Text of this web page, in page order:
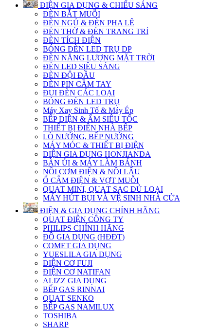
ĐIỆN GIA DỤNG & CHIẾU SÁNG
ĐÈN BẮT MUỖI
ĐÈN NGỦ & ĐÈN PHA LÊ
ĐÈN THỜ & ĐÈN TRANG TRÍ
ĐÈN TÍCH ĐIỆN
BÓNG ĐÈN LED TRỤ DP
ĐÈN NĂNG LƯỢNG MẶT TRỜI
ĐÈN LED SIÊU SÁNG
ĐÈN ĐỘI ĐẦU
ĐÈN PIN CẦM TAY
ĐUI ĐÈN CÁC LOẠI
BÓNG ĐÈN LED TRỤ
Máy Xay Sinh Tố & Máy Ép
BẾP ĐIỆN & ẤM SIÊU TỐC
THIẾT BỊ ĐIỆN NHÀ BẾP
LÒ NƯỚNG, BẾP NƯỚNG
MÁY MÓC & THIẾT BỊ ĐIỆN
ĐIỆN GIA DỤNG HONJIANDA
BÀN ỦI & MÁY LÀM BÁNH
NỒI CƠM ĐIỆN & NỒI LẨU
Ổ CẮM ĐIỆN & VỢT MUỖI
QUẠT MINI, QUẠT SẠC ĐỦ LOẠI
MÁY HÚT BỤI VÀ VỆ SINH NHÀ CỬA
ĐIỆN & GIA DỤNG CHÍNH HÃNG
QUẠT ĐIỆN CÔNG TY
PHILIPS CHÍNH HÃNG
ĐỒ GIA DỤNG (HĐĐT)
COMET GIA DỤNG
YUESLILA GIA DỤNG
ĐIỆN CƠ FUJI
ĐIỆN CƠ NATIFAN
ALIZZ GIA DỤNG
BẾP GAS RINNAI
QUẠT SENKO
BẾP GAS NAMILUX
TOSHIBA
SHARP